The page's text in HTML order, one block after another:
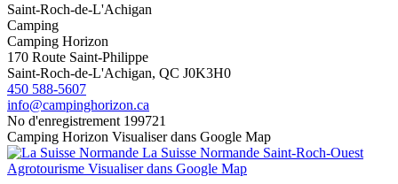
Saint-Roch-de-L'Achigan
Camping
Camping Horizon
170 Route Saint-Philippe
Saint-Roch-de-L'Achigan, QC J0K3H0
450 588-5607
info@campinghorizon.ca
No d'enregistrement 199721
Camping Horizon Visualiser dans Google Map
La Suisse Normande Saint-Roch-Ouest
Agrotourisme Visualiser dans Google Map